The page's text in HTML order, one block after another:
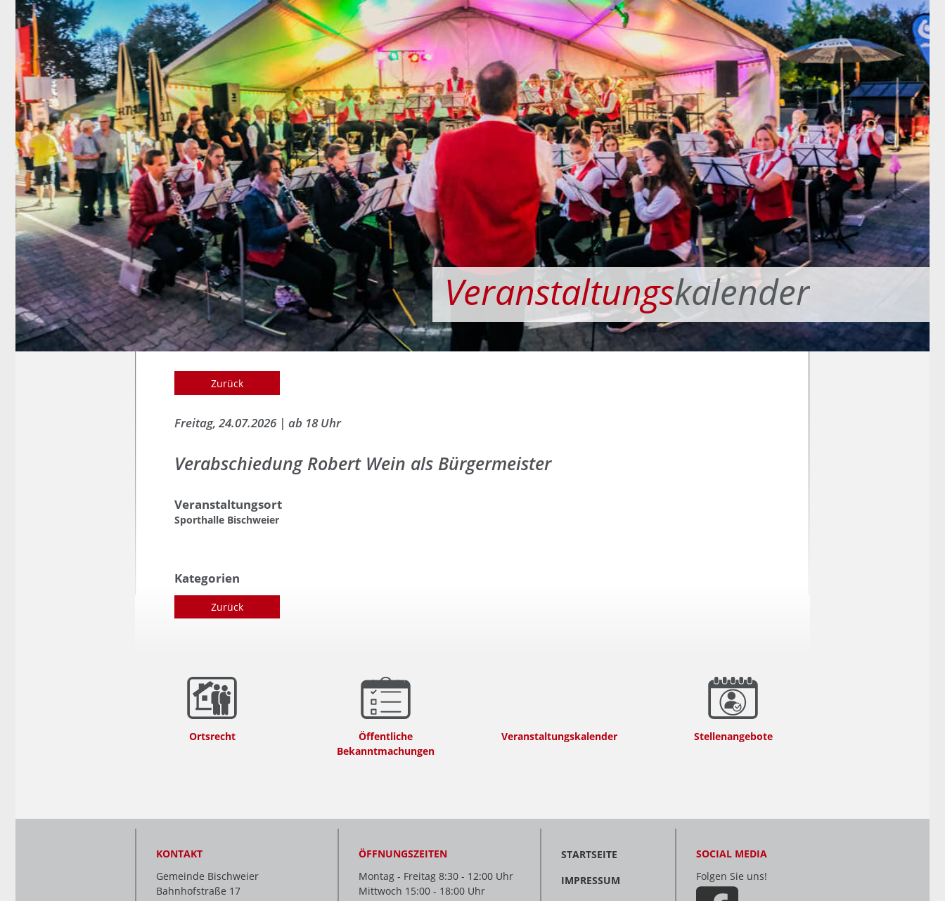
Veranstaltungskalender
Zurück
Freitag, 24.07.2026 | ab 18 Uhr
Verabschiedung Robert Wein als Bürgermeister
Veranstaltungsort
Sporthalle Bischweier
Kategorien
Zurück
Ortsrecht
Öffentliche
Bekanntmachungen
Veranstaltungskalender Stellenangebote
KONTAKT
Gemeinde Bischweier
Bahnhofstraße 17
ÖFFNUNGSZEITEN
Montag - Freitag 8:30 - 12:00 Uhr
Mittwoch 15:00 - 18:00 Uhr
STARTSEITE
IMPRESSUM
SOCIAL MEDIA
Folgen Sie uns!